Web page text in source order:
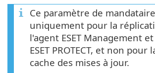
Ce paramètre de
uniquement pour la
l'agent ESET Management
ESET PROTECT, et non pour
cache des mises à jour.